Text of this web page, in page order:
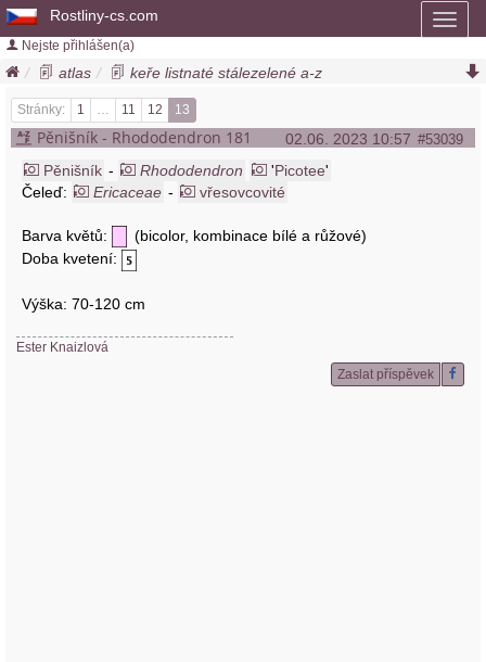
Rostliny-cs.com
Nejste přihlášen(a)
atlas
keře listnaté stálezelené a-z
pěnišníky neopadavé a-z
Stránky: 1 … 11 12 13
02.06. 2023 10:57 #53039
Pěnišník - Rhododendron 181
Pěnišník - Rhododendron 'Picotee'
Čeleď:
Ericaceae - vřesovcovité
Barva květů:
(bicolor, kombinace bílé a růžové)
Doba kvetení:
Výška: 70-120 cm
Ester Knaizlová
Zaslat příspěvek